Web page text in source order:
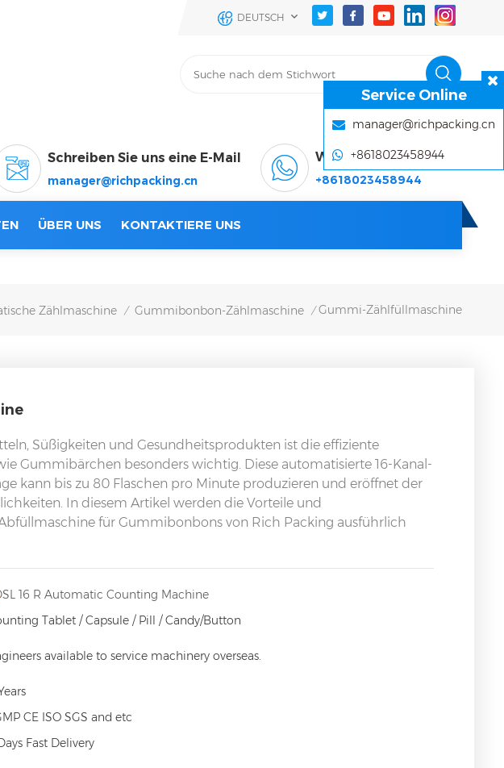
DEUTSCH
Schreiben Sie uns eine E-Mail
manager@richpacking.cn
WhatsApp & Wechat
+8618023458944
ÜBER UNS KONTAKTIERE UNS
Zählmaschine / Gummibonbon-Zählmaschine / Gummi-Zählfüllmaschine
Süßigkeiten und Gesundheitsprodukten ist die effiziente
Gummibärchen besonders wichtig. Diese automatisierte 16-Kanal-
kann bis zu 80 Flaschen pro Minute produzieren und eröffnet der
In diesem Artikel werden die Vorteile und
für Gummibonbons von Rich Packing ausführlich
16 R Automatic Counting Machine
Tablet / Capsule / Pill / Candy/Button
available to service machinery overseas.
CE ISO SGS and etc
Fast Delivery
Service Online
manager@richpacking.cn
+8618023458944